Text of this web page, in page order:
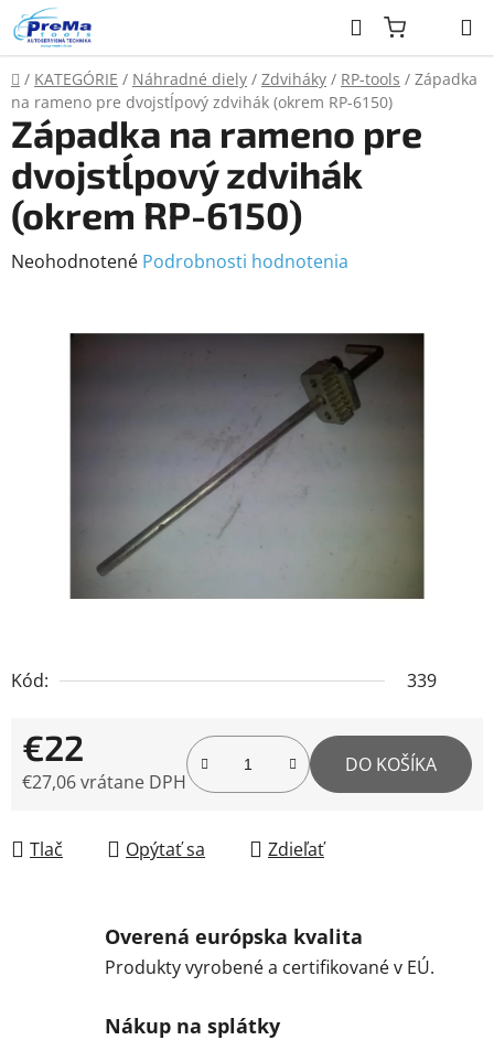
Prejsť
na
obsah
Hľadať
Domov
/ KATEGÓRIE / Náhradné diely / Zdviháky / RP-tools / Západka
na rameno pre dvojstĺpový zdvihák (okrem RP-6150)
Kód: 339
€22
€27,06 vrátane DPH
DO KOŠÍKA
Tlač Opýtať sa Zdieľať
Západka na rameno pre
dvojstĺpový zdvihák
(okrem RP-6150)
Priemerné
Neohodnotené Podrobnosti hodnotenia
Overená európska kvalita
Produkty vyrobené a certifikované v EÚ.
Nákup na splátky